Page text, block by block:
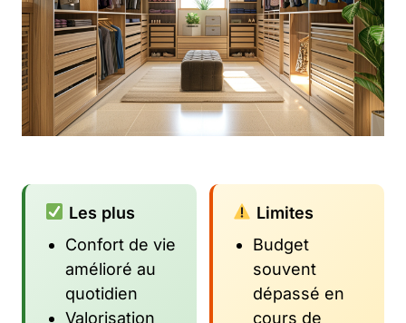
Les plus
Confort de vie
amélioré au
quotidien
Valorisation
Limites
Budget
souvent
dépassé en
cours de